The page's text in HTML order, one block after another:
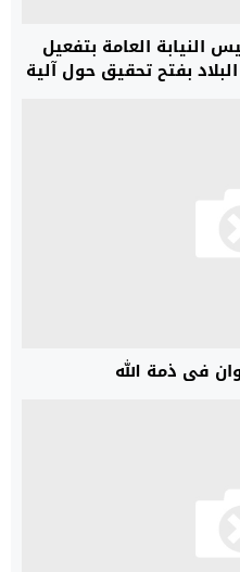
النيابة العامة بتفعيل
بفتح تحقيق حول آلية
في ذمة الله